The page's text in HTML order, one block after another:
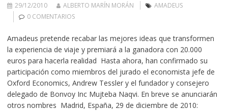
29/12/2010 ALBERTO MARÍN MORÁN
AMADEUS
0 COMENTARIOS
Amadeus pretende recabar las mejores ideas que transformen
la experiencia de viaje y premiará a la ganadora con 20.000
euros para hacerla realidad Hasta ahora, han confirmado su
participación como miembros del jurado el economista jefe de
Oxford Economics, Andrew Tessler y el fundador y consejero
delegado de Bonvoy Inc Mujteba Naqvi. En breve se anunciarán
otros nombres Madrid, España, 29 de diciembre de 2010: